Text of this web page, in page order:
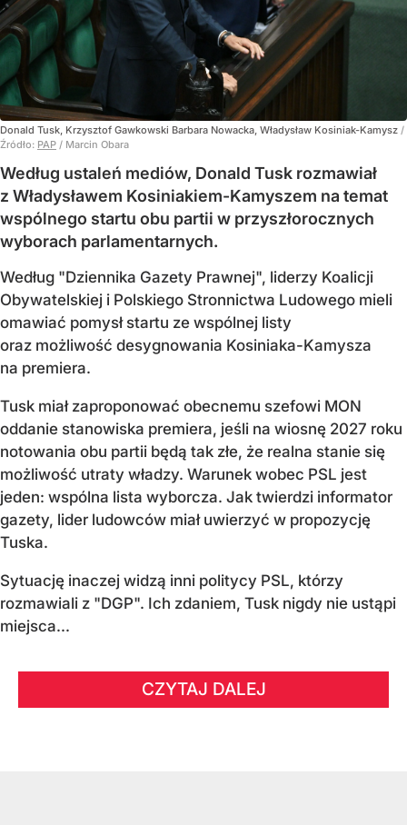
Donald Tusk, Krzysztof Gawkowski Barbara Nowacka, Władysław Kosiniak-Kamysz /
Źródło: PAP / Marcin Obara
Według ustaleń mediów, Donald Tusk rozmawiał
z Władysławem Kosiniakiem-Kamyszem na temat
wspólnego startu obu partii w przyszłorocznych
wyborach parlamentarnych.
Według "Dziennika Gazety Prawnej", liderzy Koalicji
Obywatelskiej i Polskiego Stronnictwa Ludowego mieli
omawiać pomysł startu ze wspólnej listy
oraz możliwość desygnowania Kosiniaka-Kamysza
na premiera.
Tusk miał zaproponować obecnemu szefowi MON
oddanie stanowiska premiera, jeśli na wiosnę 2027 roku
notowania obu partii będą tak złe, że realna stanie się
możliwość utraty władzy. Warunek wobec PSL jest
jeden: wspólna lista wyborcza. Jak twierdzi informator
gazety, lider ludowców miał uwierzyć w propozycję
Tuska.
Sytuację inaczej widzą inni politycy PSL, którzy
rozmawiali z "DGP". Ich zdaniem, Tusk nigdy nie ustąpi
miejsca...
CZYTAJ DALEJ